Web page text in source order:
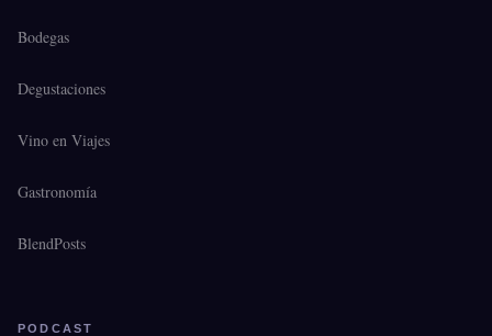
Bodegas
Degustaciones
Vino en Viajes
Gastronomía
BlendPosts
PODCAST